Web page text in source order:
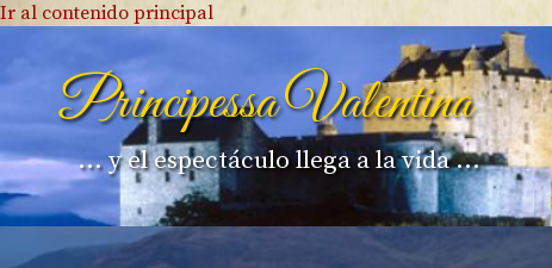
Ir al contenido principal
Principessa Valentina
... y el espectáculo llega a la vida ...